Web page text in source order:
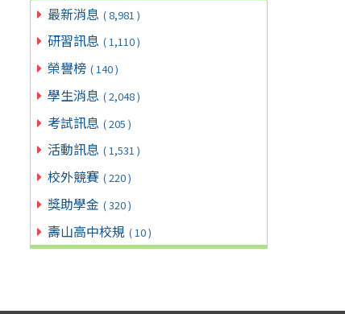
最新消息 ( 8,981 )
研習訊息 ( 1,110 )
榮譽榜 ( 140 )
學生消息 ( 2,048 )
考試訊息 ( 205 )
活動訊息 ( 1,531 )
校外競賽 ( 220 )
獎助學金 ( 320 )
壽山高中校規 ( 10 )